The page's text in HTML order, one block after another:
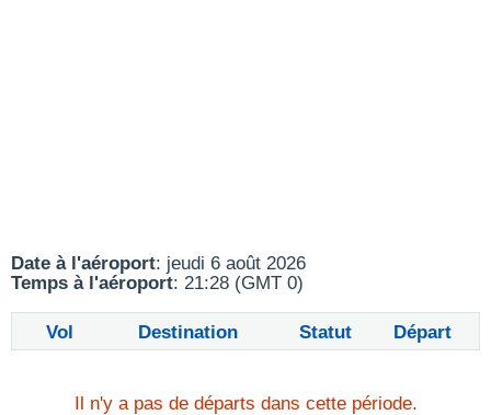
Date à l'aéroport: jeudi 6 août 2026
Temps à l'aéroport: 21:28 (GMT 0)
Vol Destination Statut Départ
Il n'y a pas de départs dans cette période.